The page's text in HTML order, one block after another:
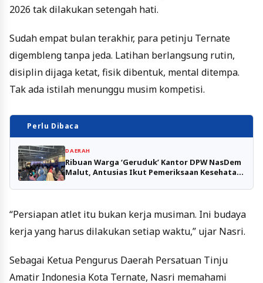
2026 tak dilakukan setengah hati.
Sudah empat bulan terakhir, para petinju Ternate
digembleng tanpa jeda. Latihan berlangsung rutin,
disiplin dijaga ketat, fisik dibentuk, mental ditempa.
Tak ada istilah menunggu musim kompetisi.
Perlu Dibaca
DAERAH
Ribuan Warga ‘Geruduk’ Kantor DPW NasDem
Malut, Antusias Ikut Pemeriksaan Kesehatan
“Persiapan atlet itu bukan kerja musiman. Ini budaya
kerja yang harus dilakukan setiap waktu,” ujar Nasri.
Sebagai Ketua Pengurus Daerah Persatuan Tinju
Amatir Indonesia Kota Ternate, Nasri memahami